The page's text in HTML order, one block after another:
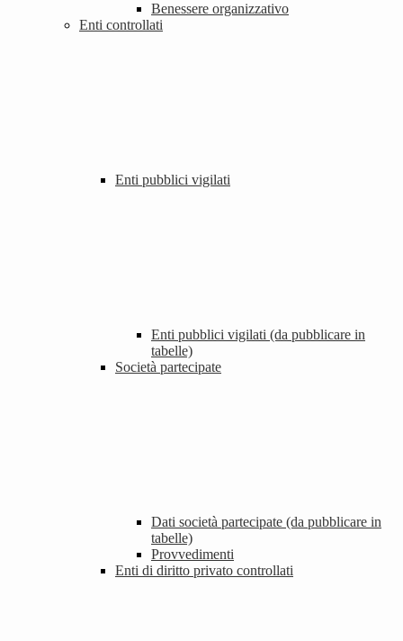
Benessere organizzativo
Enti controllati
Enti pubblici vigilati
Enti pubblici vigilati (da pubblicare in
tabelle)
Società partecipate
Dati società partecipate (da pubblicare in
tabelle)
Provvedimenti
Enti di diritto privato controllati